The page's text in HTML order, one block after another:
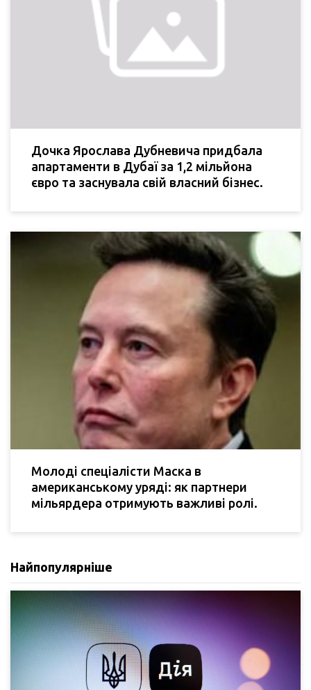
Дочка Ярослава Дубневича придбала
апартаменти в Дубаї за 1,2 мільйона
євро та заснувала свій власний бізнес.
Молоді спеціалісти Маска в
американському уряді: як партнери
мільярдера отримують важливі ролі.
Найпопулярніше